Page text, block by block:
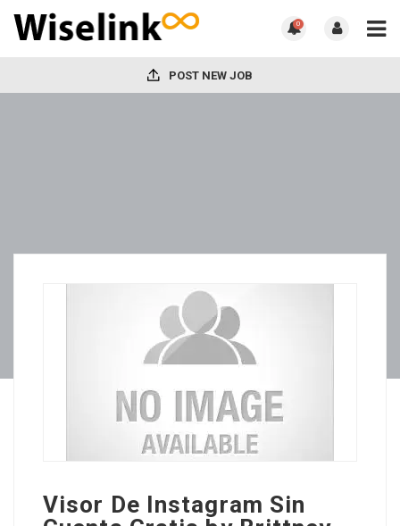
0
POST NEW JOB
Visor De Instagram Sin